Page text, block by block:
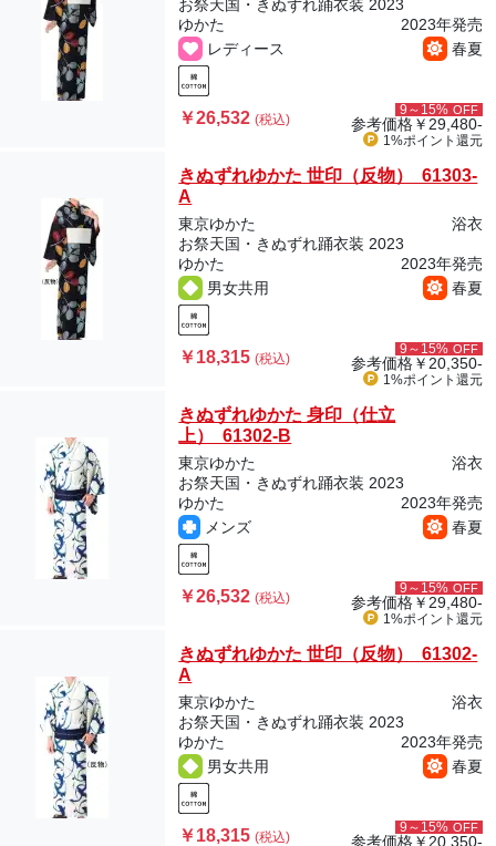
お祭天国・きぬずれ踊衣装 2023
ゆかた
2023年発売
レディース
春夏
￥26,532(税込)
9～15% OFF
参考価格￥29,480-
1%ポイント 還元
きぬずれゆかた 世印（反物） 61303-
A
東京ゆかた
浴衣
お祭天国・きぬずれ踊衣装 2023
ゆかた
2023年発売
男女共用
春夏
￥18,315(税込)
9～15% OFF
参考価格￥20,350-
1%ポイント 還元
きぬずれゆかた 身印（仕立
上） 61302-B
東京ゆかた
浴衣
お祭天国・きぬずれ踊衣装 2023
ゆかた
2023年発売
メンズ
春夏
￥26,532(税込)
9～15% OFF
参考価格￥29,480-
1%ポイント 還元
きぬずれゆかた 世印（反物） 61302-
A
東京ゆかた
浴衣
お祭天国・きぬずれ踊衣装 2023
ゆかた
2023年発売
男女共用
春夏
￥18,315(税込)
9～15% OFF
参考価格￥20,350-